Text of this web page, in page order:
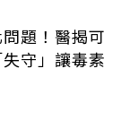
題！醫揭可
守」讓毒素